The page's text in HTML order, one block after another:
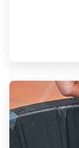
ArticleTile
de
3